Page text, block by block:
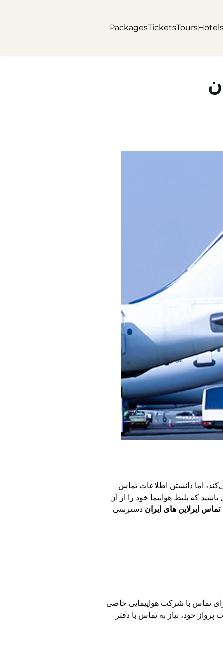
Hotels
Tours
Tickets
Packages
اما دانستن اطلاعات تماس
که بلیط هواپیما خود را از آن
ایرلاین های ایران دسترسی
برای تماس با شرکت هواپیمایی خاصی
خود، نیاز به تماس با دفتر